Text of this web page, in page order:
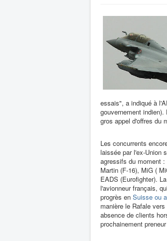
essais", a indiqué à
gouvernement
gros appel d'offres du
Les concurrents
laissée par l'ex-Union
agressifs du moment
Martin (F-16), MiG (
EADS (Eurofighter).
l'avionneur français,
progrès en Suisse ou
manière le Rafale
absence de clients
prochainement